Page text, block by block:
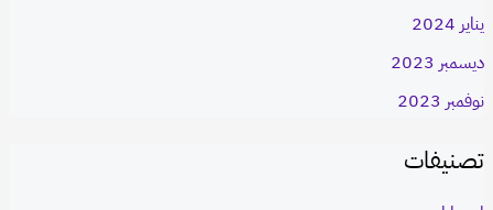
يناير 2024
ديسمبر 2023
نوفمبر 2023
تصنيفات